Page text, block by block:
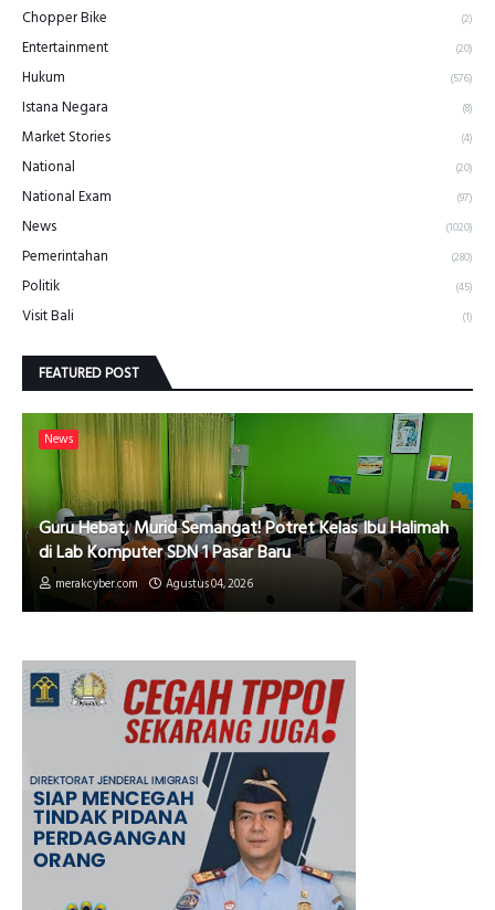
Chopper Bike
(2)
Entertainment (20)
Hukum (576)
Istana Negara (8)
Market Stories (4)
National (20)
National Exam (97)
News (1020)
Pemerintahan (280)
Politik (45)
Visit Bali (1)
FEATURED POST
News
Guru Hebat, Murid Semangat! Potret Kelas Ibu Halimah
di Lab Komputer SDN 1 Pasar Baru
merakcyber.com Agustus 04, 2026